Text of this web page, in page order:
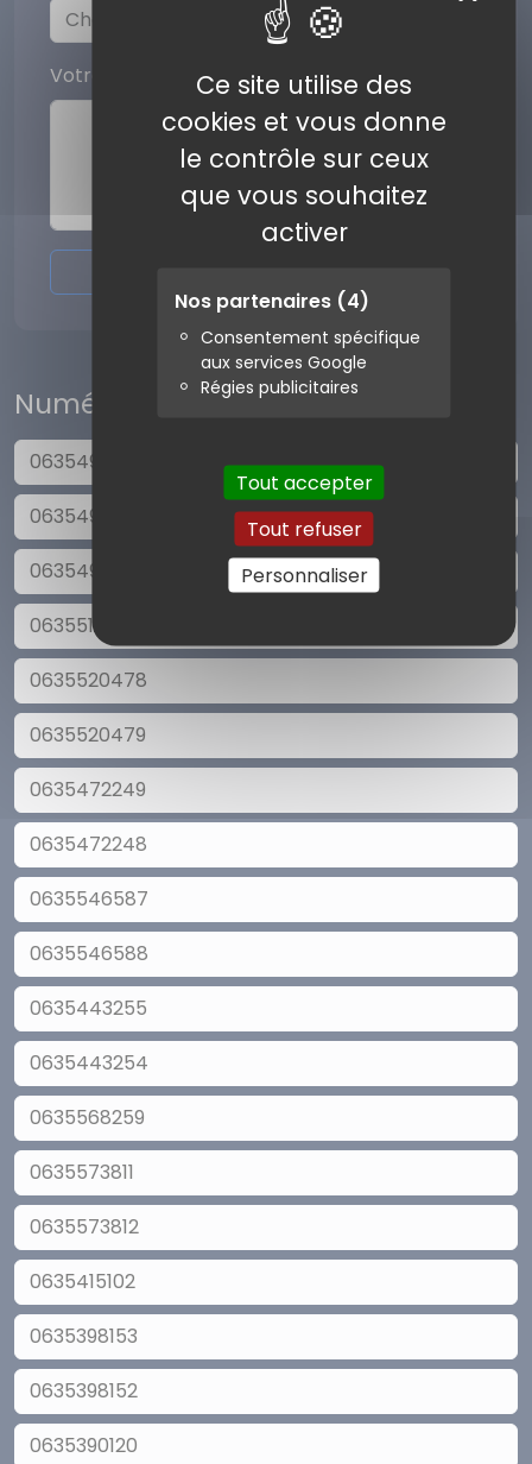
Ce site utilise des
cookies et vous donne
le contrôle sur ceux
que vous souhaitez
activer
Nos partenaires (4)
Consentement spécifique
aux services Google
Régies publicitaires
Tout accepter
Tout refuser
Personnaliser
Votre commentaire
Numéros similaires
0635498640
0635490827
0635490826
0635515480
0635520478
0635520479
0635472249
0635472248
0635546587
0635546588
0635443255
0635443254
0635568259
0635573811
0635573812
0635415102
0635398153
0635398152
0635390120